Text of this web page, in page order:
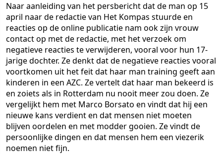
Naar aanleiding van het persbericht dat de man op 15
april naar de redactie van Het Kompas stuurde en
reacties op de online publicatie nam ook zijn vrouw
contact op met de redactie, met het verzoek om
negatieve reacties te verwijderen, vooral voor hun 17-
jarige dochter. Ze denkt dat de negatieve reacties vooral
voortkomen uit het feit dat haar man training geeft aan
kinderen in een AZC. Ze vertelt dat haar man bekeerd is
en zoiets als in Rotterdam nu nooit meer zou doen. Ze
vergelijkt hem met Marco Borsato en vindt dat hij een
nieuwe kans verdient en dat mensen niet moeten
blijven oordelen en met modder gooien. Ze vindt de
persoonlijke dingen en dat mensen hem een viezerik
noemen niet fijn.